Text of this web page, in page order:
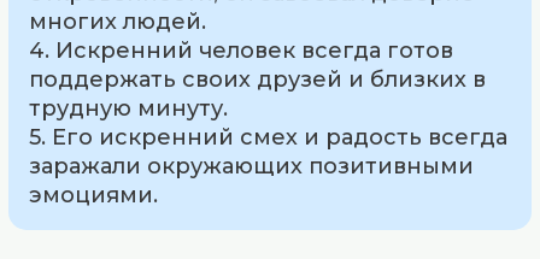
многих людей.
4. Искренний человек всегда готов
поддержать своих друзей и близких в
трудную минуту.
5. Его искренний смех и радость всегда
заражали окружающих позитивными
эмоциями.